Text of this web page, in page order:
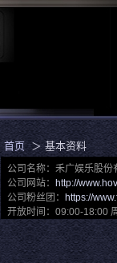
首页 ＞ 基本资料
公司名称：禾广娱乐股份
公司网站：
http://
公司粉丝团：
https://
开放时间：09:00-18:00